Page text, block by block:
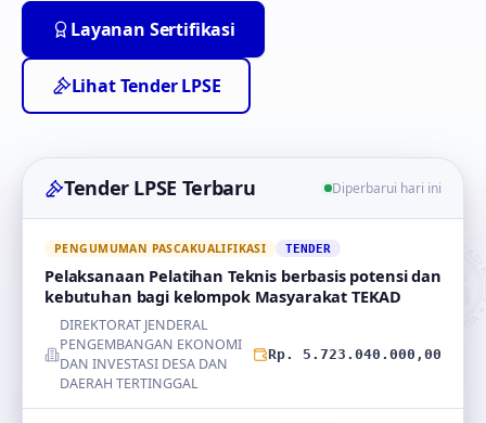
Layanan Sertifikasi
Lihat Tender LPSE
Tender LPSE Terbaru Diperbarui hari ini
PENGUMUMAN PASCAKUALIFIKASI TENDER
Pelaksanaan Pelatihan Teknis berbasis potensi dan
kebutuhan bagi kelompok Masyarakat TEKAD
DIREKTORAT JENDERAL
PENGEMBANGAN EKONOMI
DAN INVESTASI DESA DAN
DAERAH TERTINGGAL
Rp. 5.723.040.000,00